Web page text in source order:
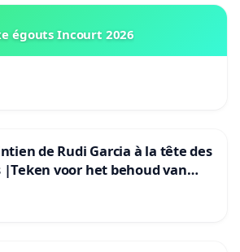
égouts Incourt 2026
de Rudi Garcia à la tête des
|Teken voor het behoud van